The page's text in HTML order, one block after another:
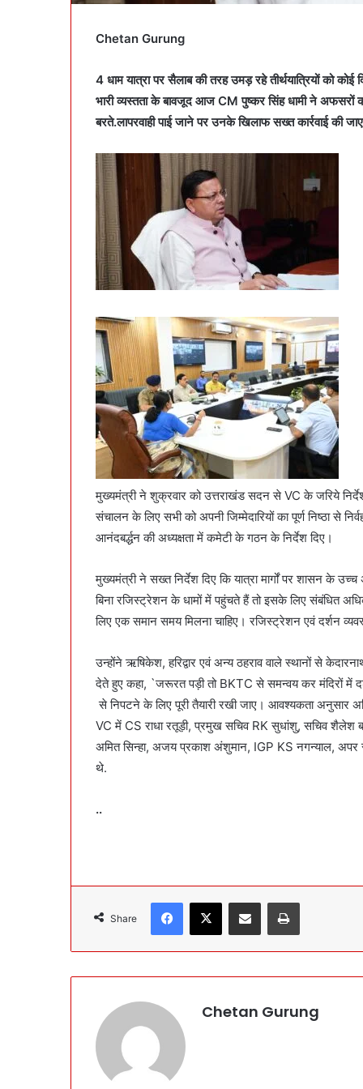
Chetan Gurung
4 धाम यात्रा पर सैलाब की तरह उमड़ रहे तीर्थयात्रियों को कोई
भारी व्यस्तता के बावजूद आजCM पुष्कर सिंह धामी ने अफसरों
बरते.लापरवाही पाई जाने पर उनके खिलाफ सख्त कार्रवाई की
मुख्यमंत्री ने शुक्रवार को उत्तराखंड सदन से VC के जरिये
संचालन के लिए सभी को अपनी जिम्मेदारियों का पूर्ण निष्ठा से
आनंदबर्द्धन की अध्यक्षता में कमेटी के गठन के निर्देश दिए।
मुख्यमंत्री ने सख्त निर्देश दिए कि यात्रा मार्गों पर शासन के
बिना रजिस्ट्रेशन के धामों में पहुंचते हैं तो इसके लिए संबंधित
लिए एक समान समय मिलना चाहिए। रजिस्ट्रेशन एवं दर्शन
उन्होंने ऋषिकेश, हरिद्वार एवं अन्य ठहराव वाले स्थानों से
देते हुए कहा, `जरूरत पड़ी तो BKTC से समन्वय कर मंदिरों में
से निपटने के लिए पूरी तैयारी रखी जाए। आवश्यकता अनुसार
VC में CS राधा रतूड़ी, प्रमुख सचिव RK सुधांशु, सचिव शैलेश
अमित सिन्हा, अजय प्रकाश अंशुमान, IGP KS नगन्याल, अपर
थे.
..
Share
Chetan Gurung